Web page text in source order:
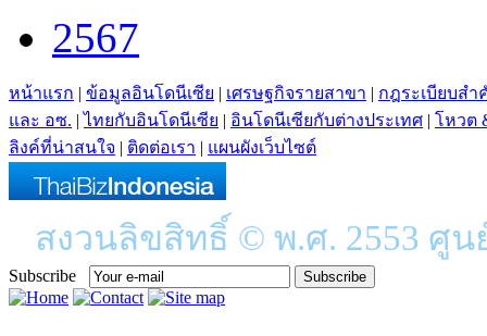
2567
หน้าแรก | ข้อมูลอินโดนีเซีย | เศรษฐกิจรายสาขา | กฎระเบียบส
และ อซ. |ไทยกับอินโดนีเซีย | อินโดนีเซียกับต่างประเทศ | โหวต
ลิงค์ที่น่าสนใจ | ติดต่อเรา | แผนผังเว็บไซต์
สงวนลิขสิทธิ์ © พ.ศ. 2553 ศู
Subscribe